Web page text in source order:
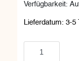
Verfügbarkeit:
Lieferdatum: 3-5